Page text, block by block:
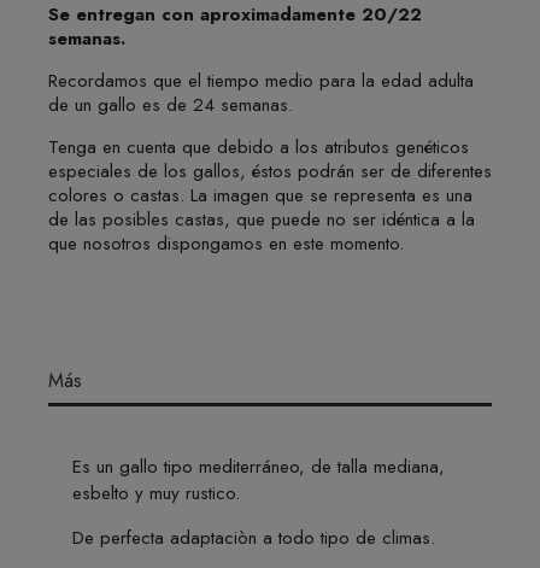
Se entregan con aproximadamente 20/22
semanas.
Recordamos que el tiempo medio para la edad adulta
de un gallo es de 24 semanas.
Tenga en cuenta que debido a los atributos genéticos
especiales de los gallos, éstos podrán ser de diferentes
colores o castas. La imagen que se representa es una
de las posibles castas, que puede no ser idéntica a la
que nosotros dispongamos en este momento.
Más
Es un gallo tipo mediterráneo, de talla mediana,
esbelto y muy rustico.
De perfecta adaptaciòn a todo tipo de climas.